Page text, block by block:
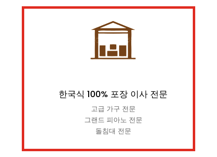
한국식 100% 포장 이사 전문
고급 가구 전문
그랜드 피아노 전문
돌침대 전문